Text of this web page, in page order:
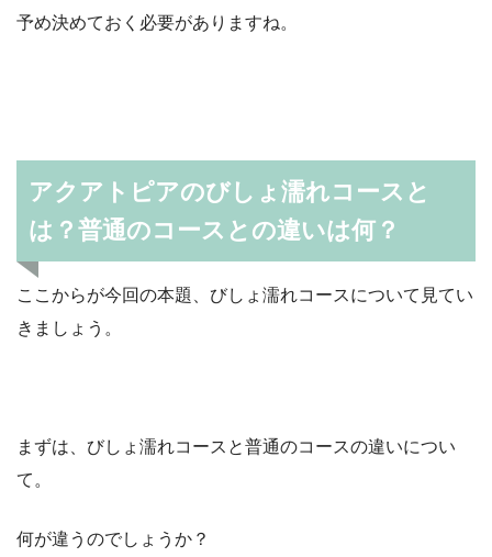
予め決めておく必要がありますね。
アクアトピアのびしょ濡れコースと
は？普通のコースとの違いは何？
ここからが今回の本題、びしょ濡れコースについて見てい
きましょう。
まずは、びしょ濡れコースと普通のコースの違いについ
て。
何が違うのでしょうか？